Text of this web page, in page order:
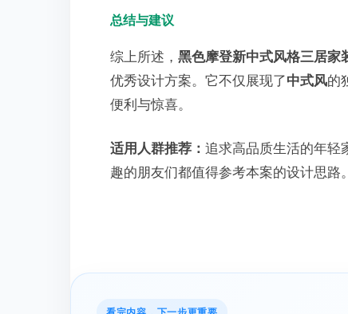
总结与建议
综上所述， 黑色摩登新中式风格三居家
优秀设计方案。它不仅展现了中式风的
便利与惊喜。
适用人群推荐： 追求高品质生活的年轻
趣的朋友们都值得参考本案的设计思路。